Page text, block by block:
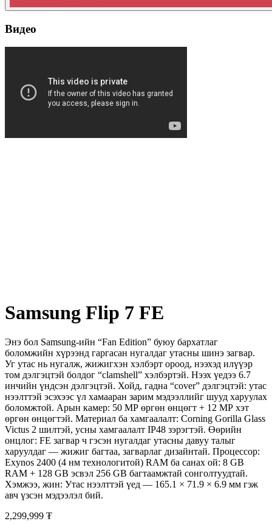
Видео
Samsung Flip 7 FE
Энэ бол Samsung-ийн “Fan Edition” буюу бар­хатлаг
боломжийн хүрээнд гаргасан нугалдаг утасны шинэ загвар.
Уг утас нь нугалж, жижигхэн хэлбэрт ороод, нээхэд илүүэр
том дэлгэцтэй болдог “clamshell” хэлбэртэй. Нээх үедээ 6.7
инчийн үндсэн дэлгэцтэй. Хойд, гадна “cover” дэлгэцтэй: утас
нээлттэй эсэхээс үл хамааран зарим мэдээллийг шууд харуулах
боломжтой. Арын камер: 50 МР өргөн өнцөгт + 12 МР хэт
өргөн өнцөгтэй. Материал ба хамгаалалт: Corning Gorilla Glass
Victus 2 шилтэй, усны хамгаалалт IP48 зэрэгтэй. Өөрийн
онцлог: FE загвар ч гэсэн нугалдаг утасны давуу талыг
харуулдаг — жижиг багтаа, загварлаг дизайнтай. Процессор:
Exynos 2400 (4 нм технологитой) RAM ба санах ой: 8 GB
RAM + 128 GB эсвэл 256 GB багтаамжтай сонголтуудтай.
Хэмжээ, жин: Утас нээлттэй үед — 165.1 × 71.9 × 6.9 мм гэж
авч үзсэн мэдээлэл бий.
2,299,999 ₮